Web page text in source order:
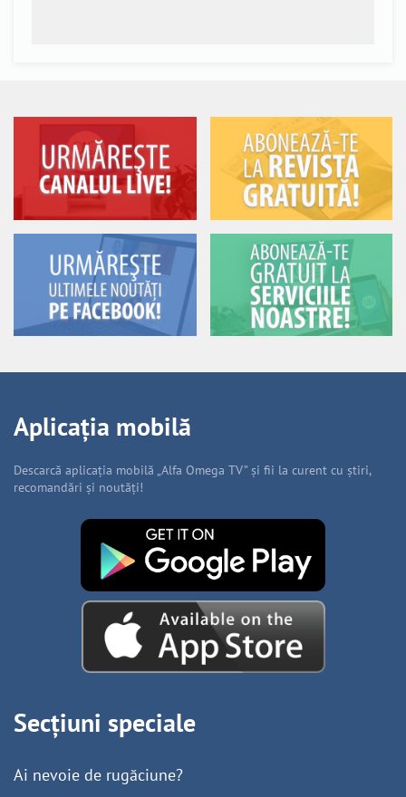
Aplicația mobilă
Descarcă aplicația mobilă „Alfa Omega TV” și fii la curent cu știri,
recomandări și noutăți!
Secțiuni speciale
Ai nevoie de rugăciune?